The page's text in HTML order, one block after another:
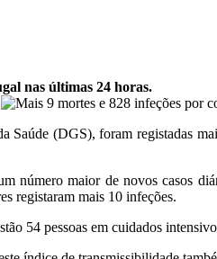
nas últimas 24 horas.
(DGS), foram registadas
número maior de novos casos
registaram mais 10 infeções.
54 pessoas em cuidados